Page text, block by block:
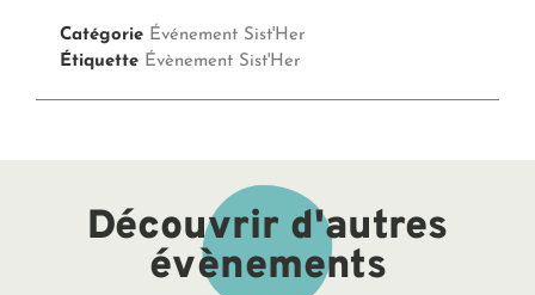
Catégorie Événement Sist'Her
Étiquette Évènement Sist'Her
Découvrir d'autres
évènements